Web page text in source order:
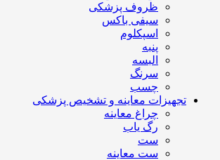
ظروف پزشکی
سیفی باکس
اسپکلوم
پنبه
البسه
سرنگ
چسب
تجهیزات معاینه و تشخیص پزشکی
چراغ معاینه
رگ یاب
ست
ست معاینه